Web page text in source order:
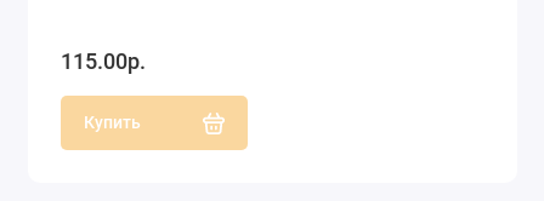
115.00р.
Купить